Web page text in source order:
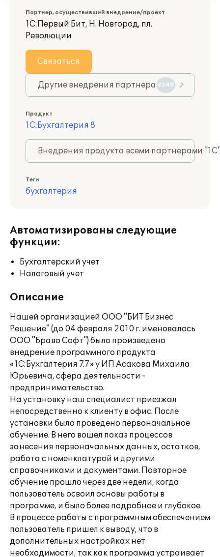
Партнер, осуществивший внедрение/проект
1С:Первый Бит, Н. Новгород, пл.
Революции
Связаться
Другие внедрения партнера 2240
Продукт
1С:Бухгалтерия 8
Внедрения продукта всеми партнерами
Теги
бухгалтерия
Автоматизированы следующие
функции:
Бухгалтерский учет
Налоговый учет
Описание
Нашей организацией ООО "БИТ Бизнес
Решение" (до 04 февраля 2010 г. именовалось
ООО "Браво Софт") было произведено
внедрение программного продукта
«1С:Бухгалтерия 7.7» у ИП Асакова Михаила
Юрьевича, сфера деятельности -
предпринимательство.
На установку наш специалист приезжал
непосредственно к клиенту в офис. После
установки было проведено первоначальное
обучение. В него вошел показ процессов
занесения первоначальных данных, остатков,
работа с номенклатурой и другими
справочниками и документами. Повторное
обучение прошло через две недели, когда
пользователь освоил основы работы в
программе, и было более подробное и глубокое.
В процессе работы с программным обеспечением
пользователь пришел к выводу, что в
дополнительных настройках нет
необходимости, так как программа устраивает